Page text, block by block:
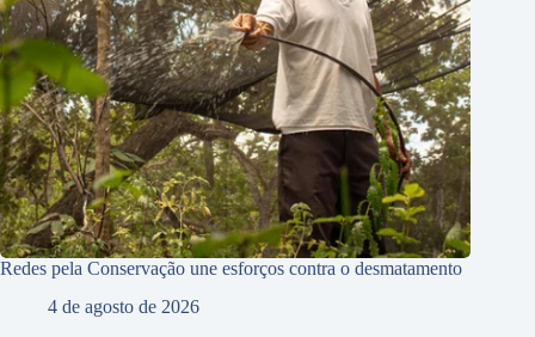
Redes pela Conservação une esforços contra o desmatamento
4 de agosto de 2026